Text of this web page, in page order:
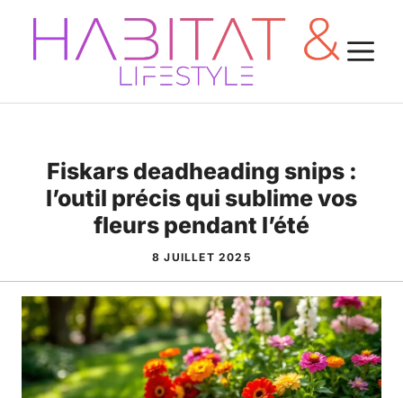
Aller
contenu
Fiskars deadheading snips :
l’outil précis qui sublime vos
fleurs pendant l’été
8 JUILLET 2025